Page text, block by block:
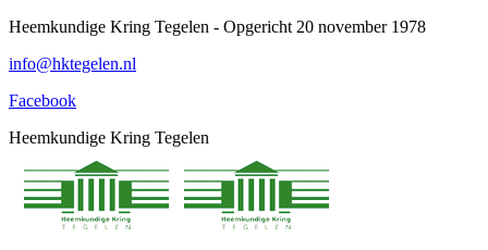
Spring
content
Heemkundige Kring Tegelen - Opgericht 20 november 1978
info@hktegelen.nl
Facebook
Heemkundige Kring Tegelen